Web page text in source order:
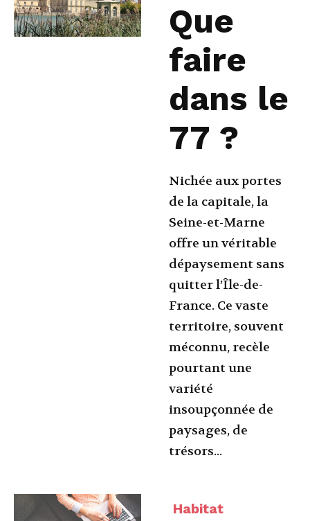
Que
faire
dans le
77 ?
Nichée aux portes
de la capitale, la
Seine-et-Marne
offre un véritable
dépaysement sans
quitter l’Île-de-
France. Ce vaste
territoire, souvent
méconnu, recèle
pourtant une
variété
insoupçonnée de
paysages, de
trésors...
Habitat